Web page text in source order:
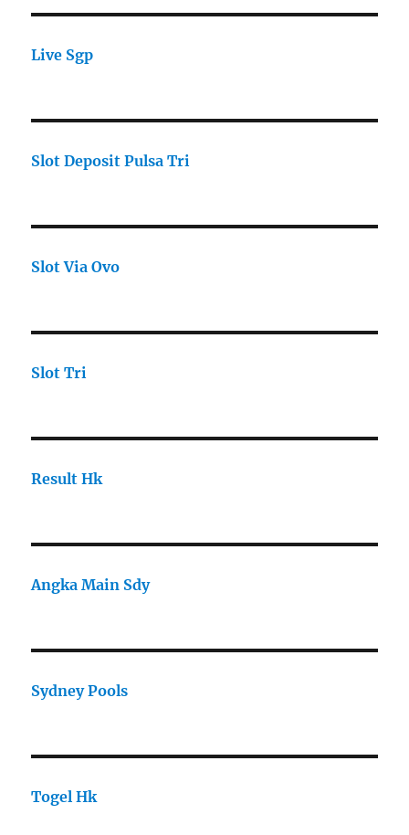
Live Sgp
Slot Deposit Pulsa Tri
Slot Via Ovo
Slot Tri
Result Hk
Angka Main Sdy
Sydney Pools
Togel Hk